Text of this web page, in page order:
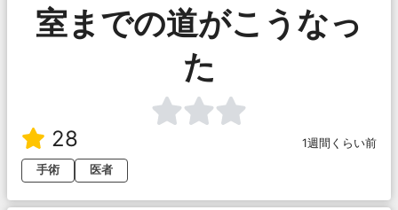
室までの道がこうなっ
た
28
1週間くらい前
手術
医者